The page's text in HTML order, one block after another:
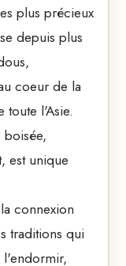
plus précieux
depuis plus
coeur de la
toute l'Asie.
est unique
connexion
traditions qui
l'endormir,